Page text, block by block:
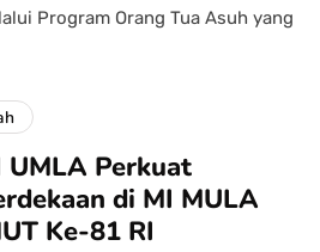
Program Orang Tua Asuh yang
UMLA Perkuat
di MI MULA
Ke-81 RI